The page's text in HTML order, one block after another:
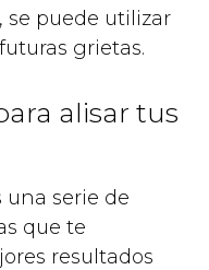
se puede utilizar
grietas.
alisar tus
una serie de
que te
resultados